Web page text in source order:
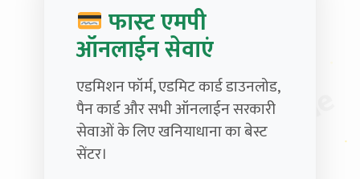
फास्ट एमपी
ऑनलाईन सेवाएं
एडमिशन फॉर्म, एडमिट कार्ड डाउनलोड,
पैन कार्ड और सभी ऑनलाईन सरकारी
सेवाओं के लिए खनियाधाना का बेस्ट
सेंटर।